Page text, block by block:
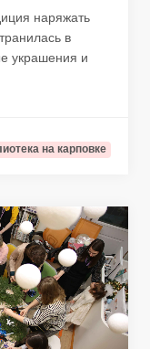
наряжать
в
украшения и
на карповке